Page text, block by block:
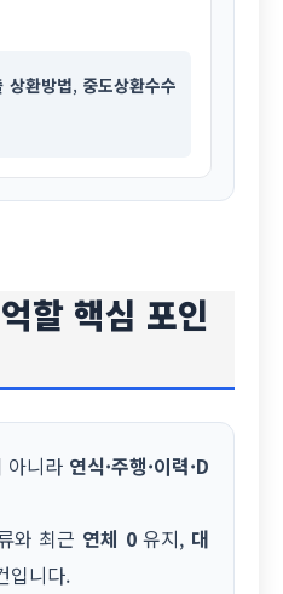
상환방법, 중도상환수수
할 핵심 포인
아니라 연식·주행·이력·D
와 최근 연체 0유지, 대
입니다.